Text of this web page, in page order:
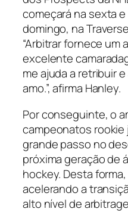
começará na sexta
domingo, na
“Arbitrar fornece um
excelente
me ajuda a retribuir
amo.”, afirma Hanley.
Por conseguinte, o
campeonatos rookie
grande passo no
próxima geração de
hockey. Desta
acelerando a
alto nível de